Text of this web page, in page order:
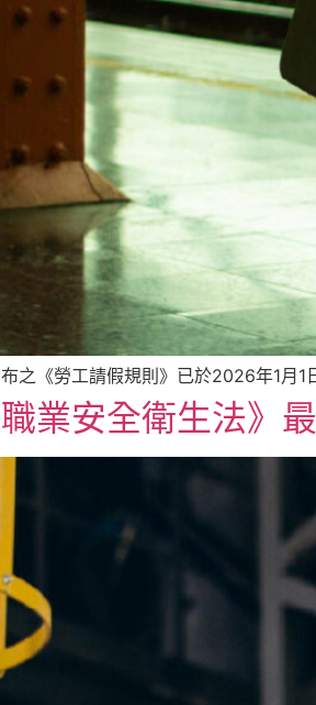
之《勞工請假規則》已於2026年1月
業安全衛生法》